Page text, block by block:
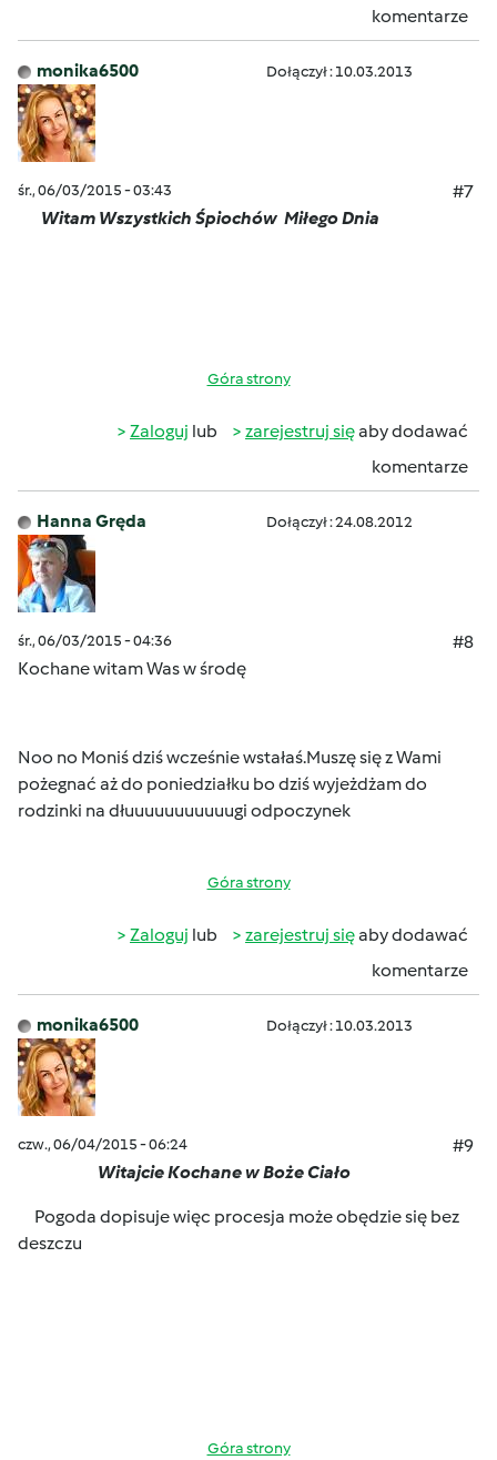
komentarze
monika6500 Dołączył : 10.03.2013
śr., 06/03/2015 - 03:43
#7
Witam Wszystkich Śpiochów Miłego Dnia
Góra strony
Zaloguj lub zarejestruj sięaby dodawać
komentarze
Hanna Gręda Dołączył : 24.08.2012
śr., 06/03/2015 - 04:36
#8
Kochane witam Was w środę
Noo no Moniś dziś wcześnie wstałaś.Muszę się z Wami
pożegnać aż do poniedziałku bo dziś wyjeżdżamdo
rodzinki na dłuuuuuuuuuuugi odpoczynek
Góra strony
Zaloguj lub zarejestruj sięaby dodawać
komentarze
monika6500 Dołączył : 10.03.2013
czw., 06/04/2015 - 06:24
#9
Witajcie Kochane w Boże Ciało
Pogoda dopisuje więc procesja może obędzie się bez
deszczu
Góra strony